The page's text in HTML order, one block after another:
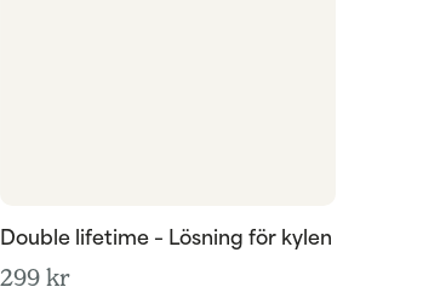
Double lifetime – Lösning för kylen
299 kr